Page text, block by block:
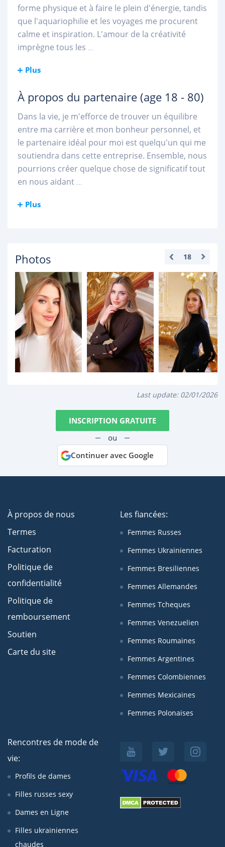
forme physique et à faire le plein d'énergie, tandis
que l'aquariophilie et les voyages me procurent
calme et inspiration. L'amour de la créativité
imprègne tous les ...
Plus
À propos du partenaire (age 18 - 80)
Dans la vie, je m'efforce de trouver un équilibre
entre ma carrière et mon bonheur personnel, et
le partenaire idéal pour moi est quelqu'un qui me
soutiendra dans cette entreprise. Ensemble, nous
pourrions créer quelque chose de significatif tout
en nous aidant...
Plus
Photos 18
Last update: 02/01/2026
INSCRIPTION GRATUITE
ou
Continuer avec Google
À propos de nous
Termes
Facturation
Politique de
confidentialité
Politique de
remboursement
Soutien
Carte du site
Les fiancées:
Femmes Russes
Femmes Ukrainiennes
Femmes Bresiliennes
Femmes Allemandes
Femmes Tcheques
Femmes Venezuelien
Femmes Roumaines
Femmes Argentines
Femmes Colombiennes
Femmes Mexicaines
Femmes Polonaises
Rencontres de mode de
vie:
Profils de dames
Filles russes sexy
Dames en Ligne
Filles ukrainiennes
chaudes